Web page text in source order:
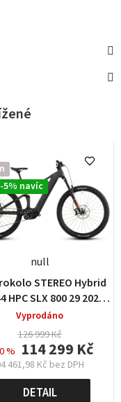
5% navíc
null
STEREO Hybrid
HPC SLX 800 29 2026
Vyprodáno
126 999 Kč
% 114 299 Kč
461,98 Kč bez DPH
Měrná
cena:
DETAIL